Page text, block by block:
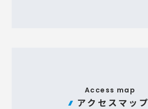
Access map
アクセスマップ